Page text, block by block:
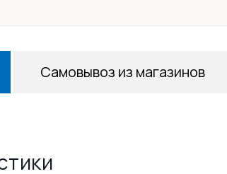
Самовывоз из магазинов